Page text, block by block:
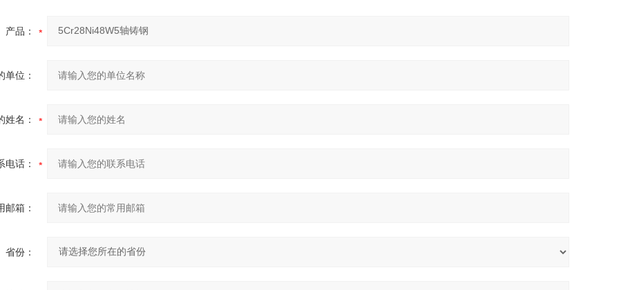
产品：
单位：
姓名：
电话：
邮箱：
省份：